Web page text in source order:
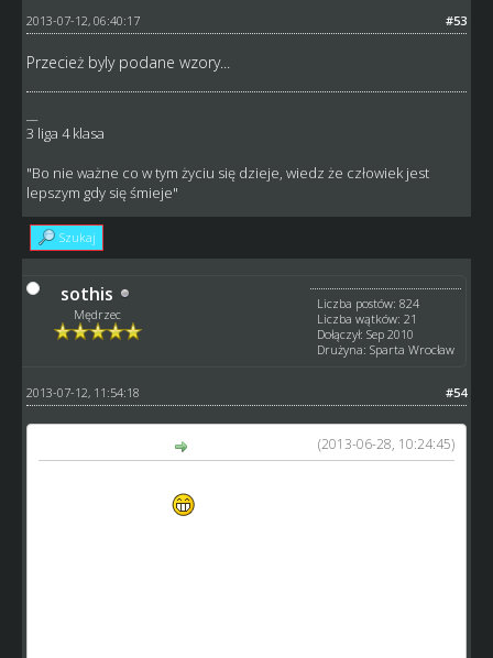
#53
2013-07-12, 06:40:17
Przecież byly podane wzory...
3 liga 4 klasa
"Bo nie ważne co w tym życiu się dzieje, wiedz że człowiek jest
lepszym gdy się śmieje"
Szukaj
sothis
Mędrzec
Liczba postów: 824
Liczba wątków: 21
Dołączył: Sep 2010
Drużyna: Sparta Wrocław
#54
2013-07-12, 11:54:18
(2013-06-28, 10:24:45)